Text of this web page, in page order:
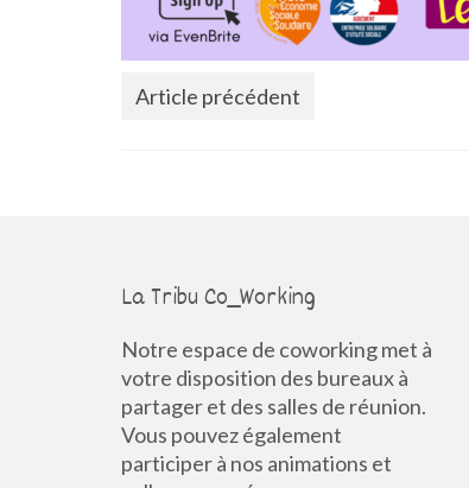
Article précédent
La Tribu Co_Working
Notre espace de coworking met à
votre disposition des bureaux à
partager et des salles de réunion.
Vous pouvez également
participer à nos animations et